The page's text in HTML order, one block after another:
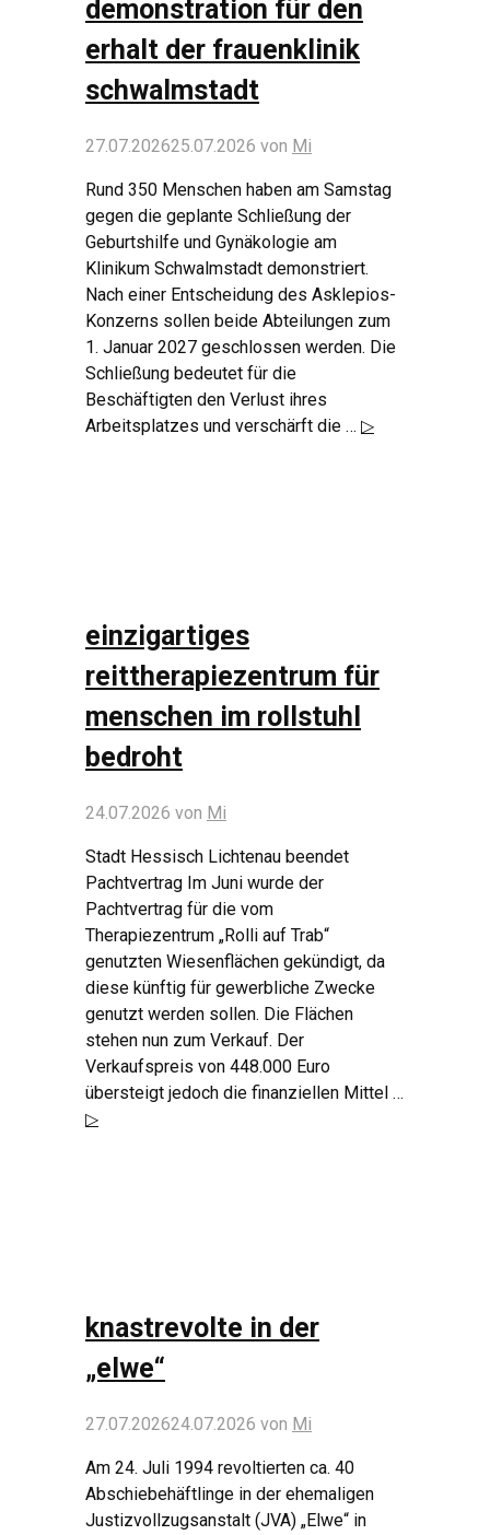
demonstration für den
erhalt der frauenklinik
schwalmstadt
27.07.202625.07.2026 von Mi
Rund 350 Menschen haben am Samstag
gegen die geplante Schließung der
Geburtshilfe und Gynäkologie am
Klinikum Schwalmstadt demonstriert.
Nach einer Entscheidung des Asklepios-
Konzerns sollen beide Abteilungen zum
1. Januar 2027 geschlossen werden. Die
Schließung bedeutet für die
Beschäftigten den Verlust ihres
Arbeitsplatzes und verschärft die … ▷
einzigartiges
reittherapiezentrum für
menschen im rollstuhl
bedroht
24.07.2026 von Mi
Stadt Hessisch Lichtenau beendet
Pachtvertrag Im Juni wurde der
Pachtvertrag für die vom
Therapiezentrum „Rolli auf Trab“
genutzten Wiesenflächen gekündigt, da
diese künftig für gewerbliche Zwecke
genutzt werden sollen. Die Flächen
stehen nun zum Verkauf. Der
Verkaufspreis von 448.000 Euro
übersteigt jedoch die finanziellen Mittel …
▷
knastrevolte in der
„elwe“
27.07.202624.07.2026 von Mi
Am 24. Juli 1994 revoltierten ca. 40
Abschiebehäftlinge in der ehemaligen
Justizvollzugsanstalt (JVA) „Elwe“ in